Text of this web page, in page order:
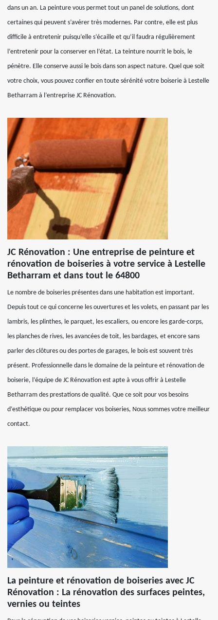
dans un an. La peinture vous permet tout un panel de solutions, dont
certaines qui peuvent s’avérer très modernes. Par contre, elle est plus
difficile à entretenir puisqu’elle s’écaille et qu’il faudra régulièrement
l’entretenir pour la conserver en l’état. La teinture nourrit le bois, le
pénètre. Elle conserve aussi le bois dans son aspect nature. Quel que soit
votre choix, vous pouvez confier en toute sérénité votre boiserie à Lestelle
Betharram à l’entreprise JC Rénovation.
JC Rénovation : Une entreprise de peinture et
rénovation de boiseries à votre service à Lestelle
Betharram et dans tout le 64800
Le nombre de boiseries présentes dans une habitation est important.
Depuis tout ce qui concerne les ouvertures et les volets, en passant par les
lambris, les plinthes, le parquet, les escaliers, ou encore les garde-corps,
les planches de rives, les avancées de toit, les bardages, et encore sans
parler des clôtures ou des portes de garages, le bois est souvent très
présent. Professionnelle dans le domaine de la peinture et rénovation de
boiserie, l’équipe de JC Rénovation est apte à vous offrir à Lestelle
Betharram des prestations de qualité. Que ce soit pour vos besoins
d’esthétique ou pour remplacer vos boiseries, Nous sommes votre meilleur
contact.
La peinture et rénovation de boiseries avec JC
Rénovation : La rénovation des surfaces peintes,
vernies ou teintes